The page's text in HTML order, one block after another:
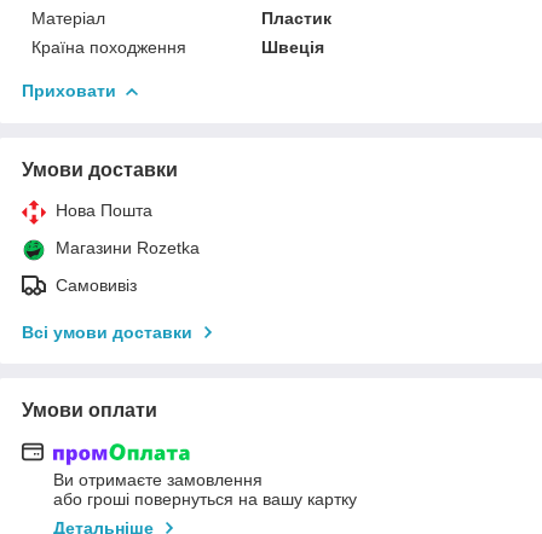
Матеріал
Пластик
Країна походження
Швеція
Приховати
Умови доставки
Нова Пошта
Магазини Rozetka
Самовивіз
Всі умови доставки
Умови оплати
Ви отримаєте замовлення
або гроші повернуться на вашу картку
Детальніше